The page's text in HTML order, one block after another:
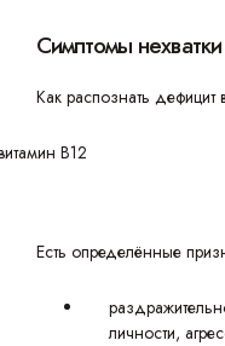
Симптомы
Как распознать дефицит
Есть определённые
личности,